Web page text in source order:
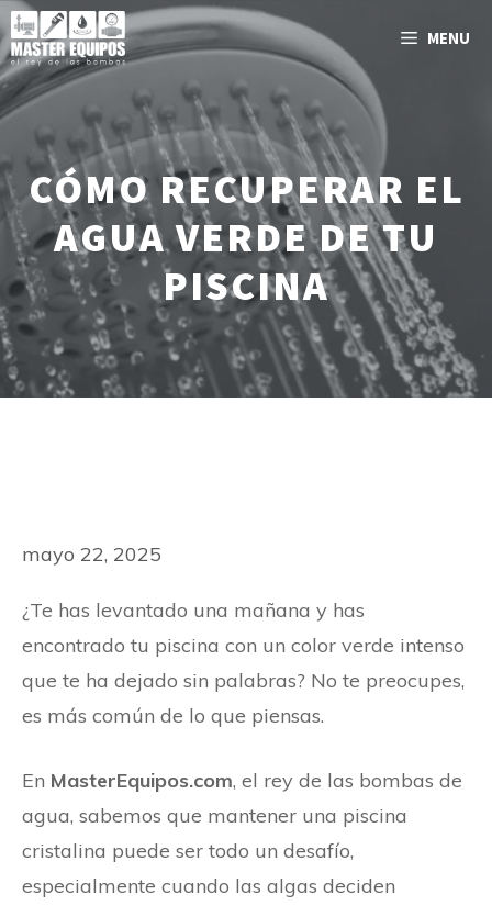
Saltar
al
contenido
MENU
CÓMO RECUPERAR EL
AGUA VERDE DE TU
PISCINA
mayo 22, 2025
¿Te has levantado una mañana y has
encontrado tu piscina con un color verde intenso
que te ha dejado sin palabras? No te preocupes,
es más común de lo que piensas.
En MasterEquipos.com, el rey de las bombas de
agua, sabemos que mantener una piscina
cristalina puede ser todo un desafío,
especialmente cuando las algas deciden